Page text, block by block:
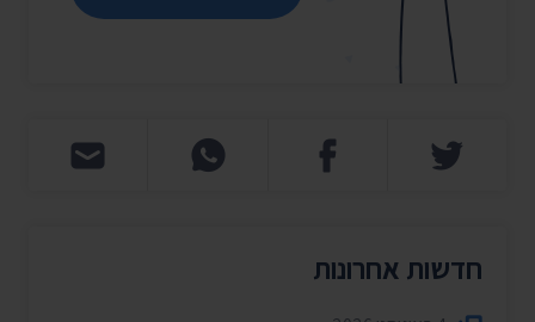
חדשות אחרונות